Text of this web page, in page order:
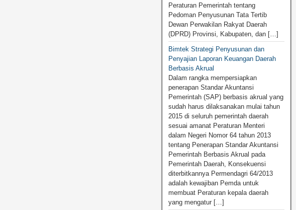
Peraturan Pemerintah tentang
Pedoman Penyusunan Tata Tertib
Dewan Perwakilan Rakyat Daerah
(DPRD) Provinsi, Kabupaten, dan […]
Bimtek Strategi Penyusunan dan
Penyajian Laporan Keuangan Daerah
Berbasis Akrual
Dalam rangka mempersiapkan
penerapan Standar Akuntansi
Pemerintah (SAP) berbasis akrual yang
sudah harus dilaksanakan mulai tahun
2015 di seluruh pemerintah daerah
sesuai amanat Peraturan Menteri
dalam Negeri Nomor 64 tahun 2013
tentang Penerapan Standar Akuntansi
Pemerintah Berbasis Akrual pada
Pemerintah Daerah, Konsekuensi
diterbitkannya Permendagri 64/2013
adalah kewajiban Pemda untuk
membuat Peraturan kepala daerah
yang mengatur […]